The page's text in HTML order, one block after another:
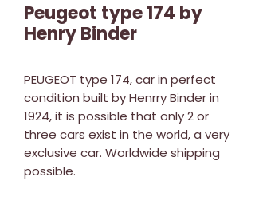
Peugeot type 174 by
Henry Binder
PEUGEOT type 174, car in perfect
condition built by Henrry Binder in
1924, it is possible that only 2 or
three cars exist in the world, a very
exclusive car. Worldwide shipping
possible.